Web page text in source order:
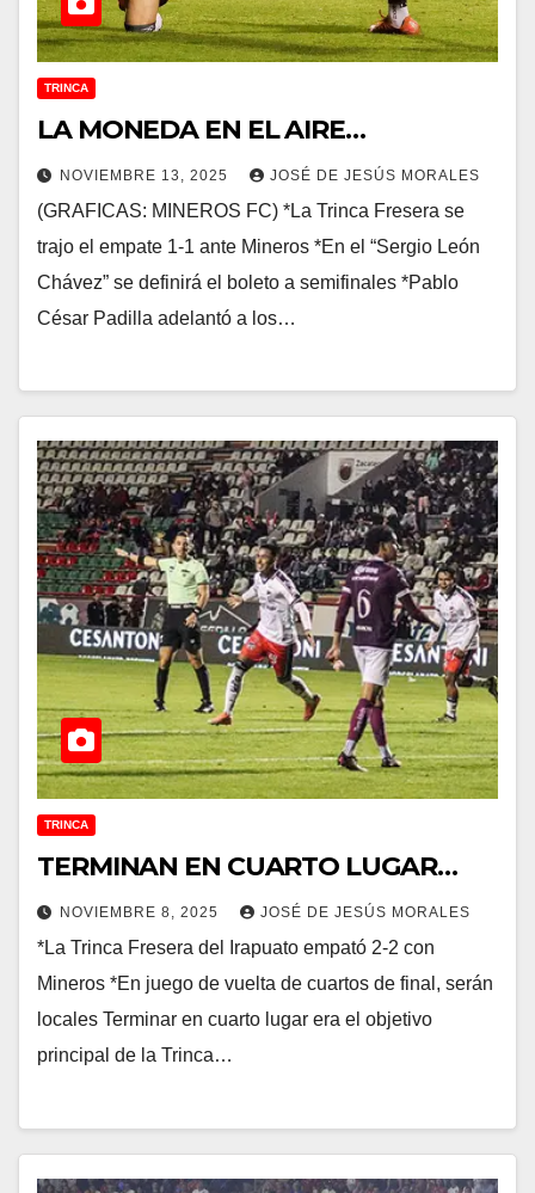
TRINCA
LA MONEDA EN EL AIRE…
NOVIEMBRE 13, 2025 JOSÉ DE JESÚS MORALES
(GRAFICAS: MINEROS FC) *La Trinca Fresera se
trajo el empate 1-1 ante Mineros *En el “Sergio León
Chávez” se definirá el boleto a semifinales *Pablo
César Padilla adelantó a los…
TRINCA
TERMINAN EN CUARTO LUGAR…
NOVIEMBRE 8, 2025 JOSÉ DE JESÚS MORALES
*La Trinca Fresera del Irapuato empató 2-2 con
Mineros *En juego de vuelta de cuartos de final, serán
locales Terminar en cuarto lugar era el objetivo
principal de la Trinca…